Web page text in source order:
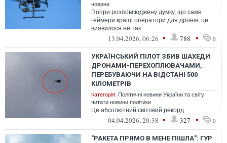
новини
Попри розповсюджену думку, що саме
геймери кращі оператори для дронів, це
виявилося не так
13.04.2026, 06:26 • 788 • 0
УКРАЇНСЬКИЙ ПІЛОТ ЗБИВ ШАХЕДИ
ДРОНАМИ-ПЕРЕХОПЛЮВАЧАМИ,
ПЕРЕБУВАЮЧИ НА ВІДСТАНІ 500
КІЛОМЕТРІВ
Категорія: Політичні новини України та світу:
читати новини політики
Це абсолютний світовий рекорд
04.04.2026, 20:38 • 327 • 0
"РАКЕТА ПРЯМО В МЕНЕ ПІШЛА": ГУР